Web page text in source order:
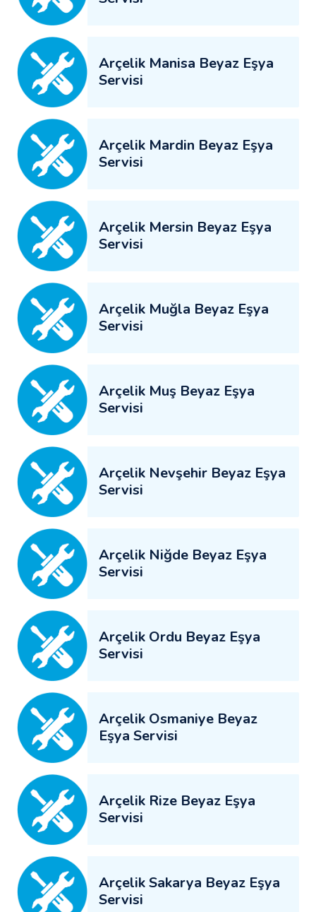
Arçelik Manisa Beyaz Eşya
Servisi
Arçelik Mardin Beyaz Eşya
Servisi
Arçelik Mersin Beyaz Eşya
Servisi
Arçelik Muğla Beyaz Eşya
Servisi
Arçelik Muş Beyaz Eşya
Servisi
Arçelik Nevşehir Beyaz Eşya
Servisi
Arçelik Niğde Beyaz Eşya
Servisi
Arçelik Ordu Beyaz Eşya
Servisi
Arçelik Osmaniye Beyaz
Eşya Servisi
Arçelik Rize Beyaz Eşya
Servisi
Arçelik Sakarya Beyaz Eşya
Servisi